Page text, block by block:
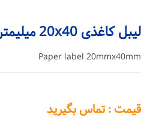
لیبل کاغذی 20x40 میلیمتر
Paper label 20mmx40mm
قیمت : تماس بگیرید